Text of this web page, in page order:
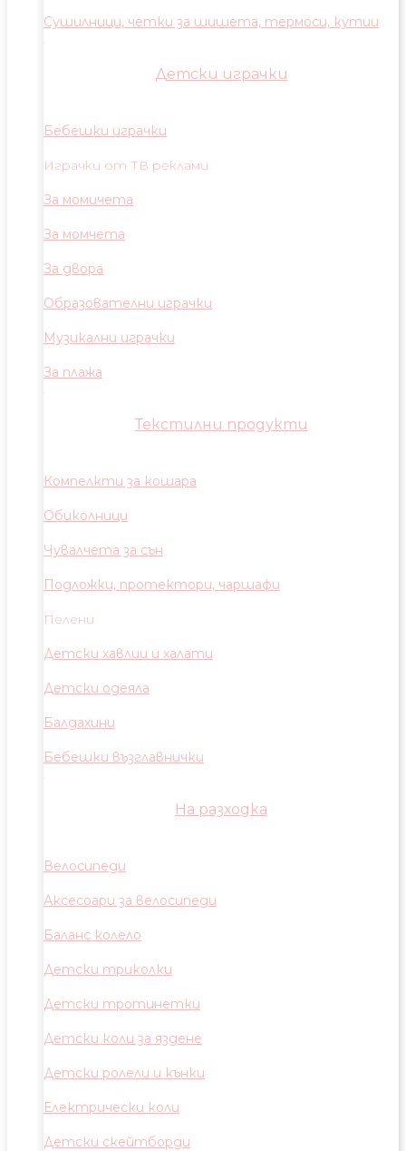
Сушилници, четки за шишета, термоси, кутии
Детски играчки
Бебешки играчки
Играчки от ТВ реклами
За момичета
За момчета
За двора
Образователни играчки
Музикални играчки
За плажа
Текстилни продукти
Компелкти за кошара
Обиколници
Чувалчета за сън
Подложки, протектори, чаршафи
Пелени
Детски хавлии и халати
Детски одеяла
Балдахини
Бебешки възглавнички
На разходка
Велосипеди
Аксесоари за велосипеди
Баланс колело
Детски триколки
Детски тротинетки
Детски коли за яздене
Детски ролели и кънки
Електрически коли
Детски скейтборди